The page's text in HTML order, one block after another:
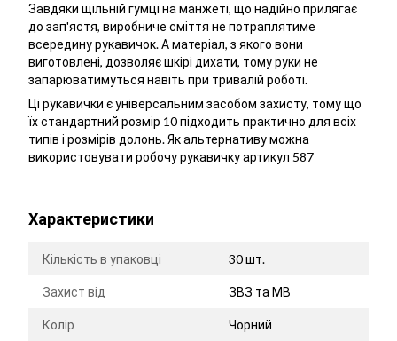
Завдяки щільній гумці на манжеті, що надійно прилягає
до зап'ястя, виробниче сміття не потраплятиме
всередину рукавичок. А матеріал, з якого вони
виготовлені, дозволяє шкірі дихати, тому руки не
запарюватимуться навіть при тривалій роботі.
Ці рукавички є універсальним засобом захисту, тому що
їх стандартний розмір 10 підходить практично для всіх
типів і розмірів долонь. Як альтернативу можна
використовувати робочу рукавичку артикул 587
Характеристики
Кількість в упаковці 30 шт.
Захист від ЗВЗ та МВ
Колір Чорний